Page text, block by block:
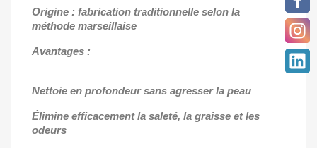
Origine : fabrication traditionnelle selon la
méthode marseillaise
Avantages :
Nettoie en profondeur sans agresser la peau
Élimine efficacement la saleté, la graisse et les
odeurs